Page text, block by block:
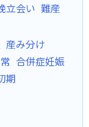
立会い 難産
産み分け
合併症妊娠
期